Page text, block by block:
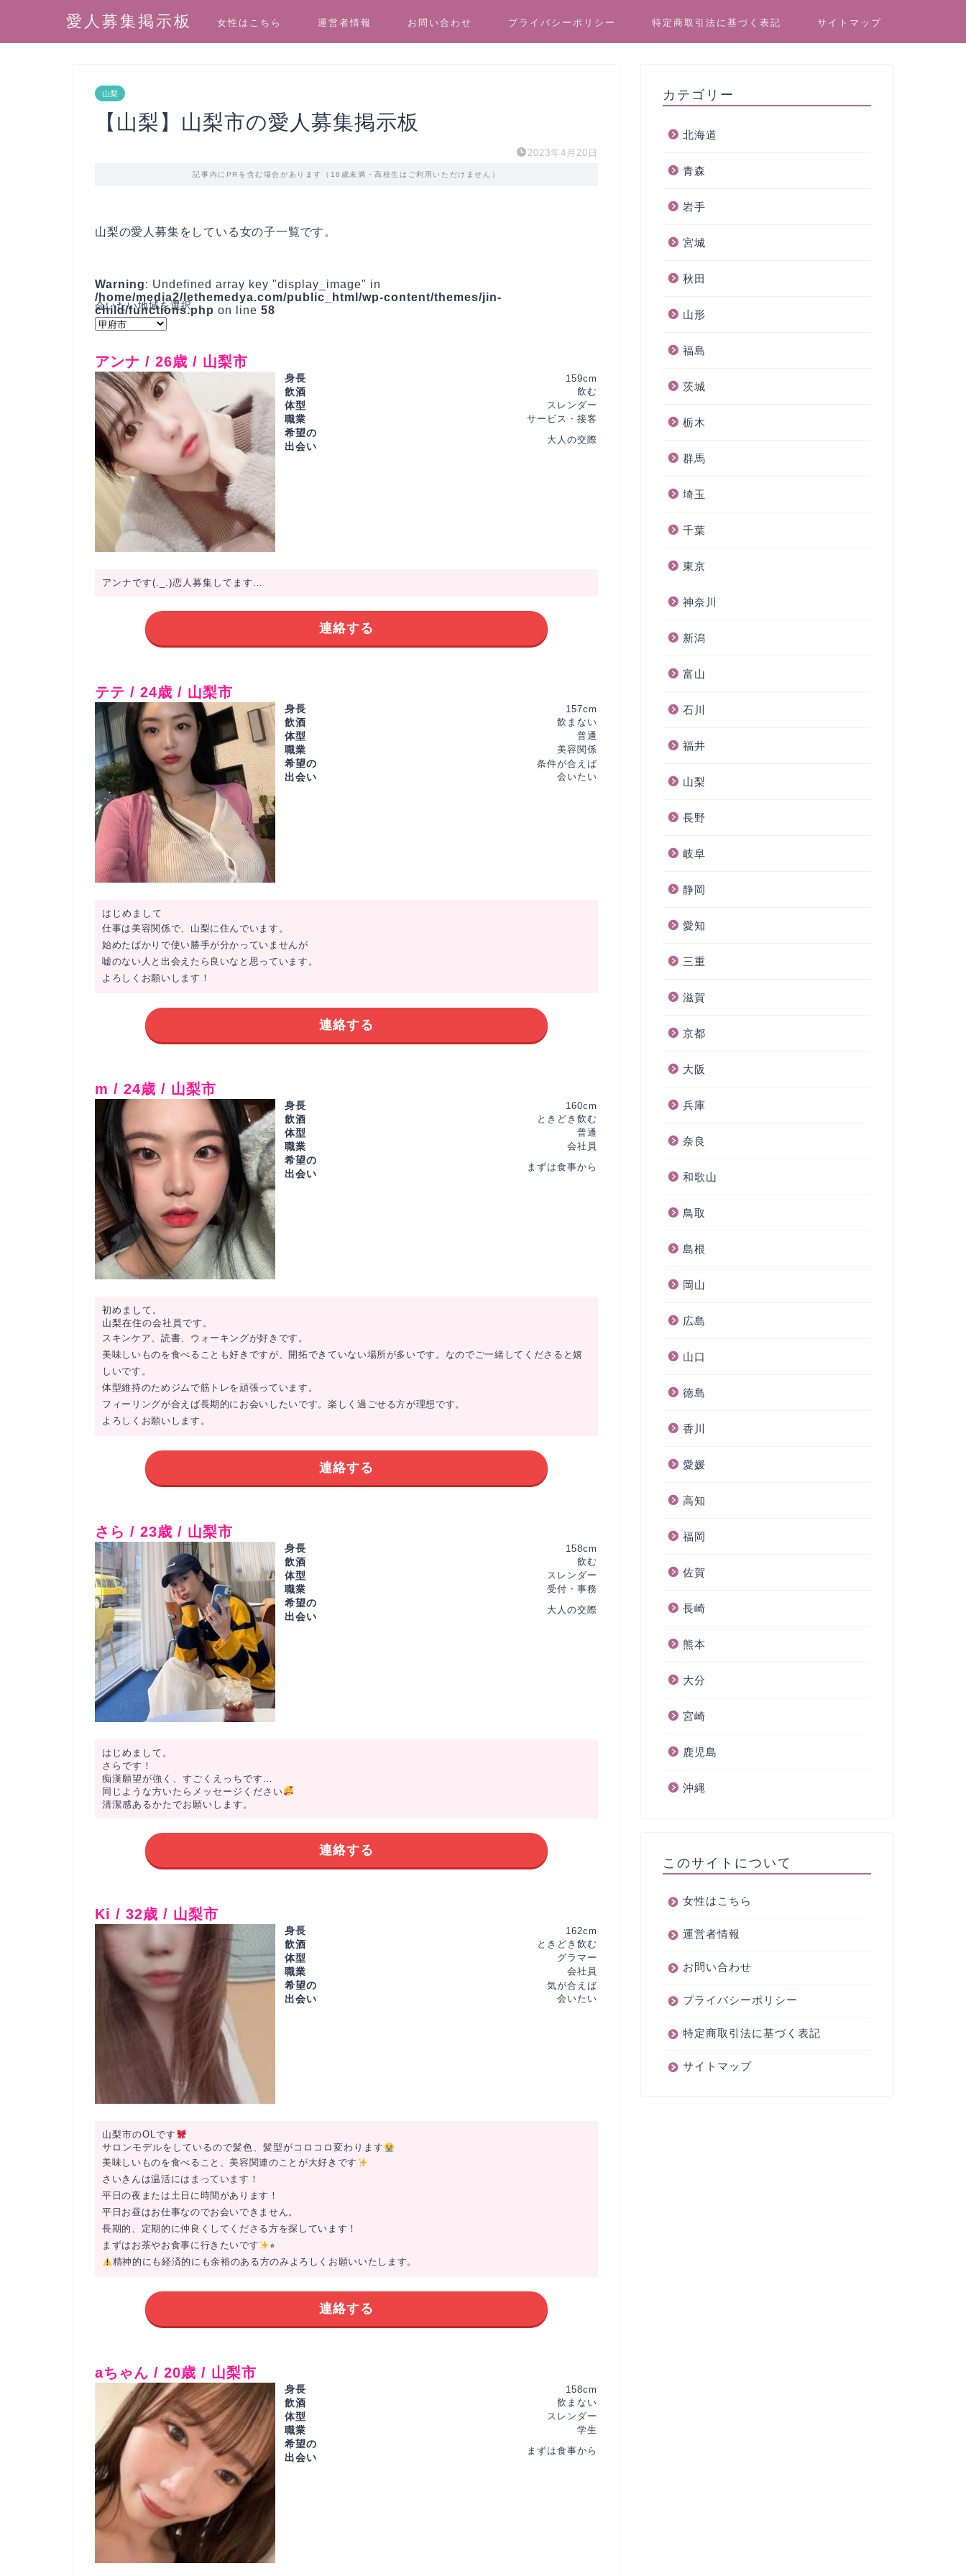
愛人募集掲示板 女性はこちら 運営者情報 お問い合わせ プライバシーポリシー 特定商取引法に基づく表記 サイトマップ
山梨
【山梨】山梨市の愛人募集掲示板
2023年4月20日
記事内にPRを含む場合があります（18歳未満・高校生はご利用いただけません）
山梨の愛人募集をしている女の子一覧です。
Warning: Undefined array key "display_image" in
/home/media2/lethemedya.com/public_html/wp-content/themes/jin-
child/functions.php on line 58
アンナ / 26歳 / 山梨市
身長 159cm
飲酒 飲む
体型 スレンダー
職業 サービス・接客
希望の
出会い
大人の交際
アンナです(._.)恋人募集してます…
連絡する
テテ / 24歳 / 山梨市
身長 157cm
飲酒 飲まない
体型 普通
職業 美容関係
希望の
出会い
条件が合えば
会いたい
はじめまして
仕事は美容関係で、山梨に住んでいます。
始めたばかりで使い勝手が分かっていませんが
嘘のない人と出会えたら良いなと思っています。
よろしくお願いします！
連絡する
m / 24歳 / 山梨市
身長 160cm
飲酒 ときどき飲む
体型 普通
職業 会社員
希望の
出会い
まずは食事から
初めまして。
山梨在住の会社員です。
スキンケア、読書、ウォーキングが好きです。
美味しいものを食べることも好きですが、開拓できていない場所が多いです。なのでご一緒してくださると嬉
しいです。
体型維持のためジムで筋トレを頑張っています。
フィーリングが合えば長期的にお会いしたいです。楽しく過ごせる方が理想です。
よろしくお願いします。
連絡する
さら / 23歳 / 山梨市
身長 158cm
飲酒 飲む
体型 スレンダー
職業 受付・事務
希望の
出会い
大人の交際
はじめまして。
さらです！
痴漢願望が強く、すごくえっちです…
同じような方いたらメッセージください
清潔感あるかたでお願いします。
連絡する
Ki / 32歳 / 山梨市
身長 162cm
飲酒 ときどき飲む
体型 グラマー
職業 会社員
希望の
出会い
気が合えば
会いたい
山梨市のOLです
サロンモデルをしているので髪色、髪型がコロコロ変わります
美味しいものを食べること、美容関連のことが大好きです
さいきんは温活にはまっています！
平日の夜または土日に時間があります！
平日お昼はお仕事なのでお会いできません。
長期的、定期的に仲良くしてくださる方を探しています！
まずはお茶やお食事に行きたいです
⭐︎
精神的にも経済的にも余裕のある方のみよろしくお願いいたします。
連絡する
aちゃん / 20歳 / 山梨市
身長 158cm
飲酒 飲まない
体型 スレンダー
職業 学生
希望の
出会い
まずは食事から
カテゴリー
北海道
青森
岩手
宮城
秋田
山形
福島
茨城
栃木
群馬
埼玉
千葉
東京
神奈川
新潟
富山
石川
福井
山梨
長野
岐阜
静岡
愛知
三重
滋賀
京都
大阪
兵庫
奈良
和歌山
鳥取
島根
岡山
広島
山口
徳島
香川
愛媛
高知
福岡
佐賀
長崎
熊本
大分
宮崎
鹿児島
沖縄
このサイトについて
女性はこちら
運営者情報
お問い合わせ
プライバシーポリシー
特定商取引法に基づく表記
サイトマップ